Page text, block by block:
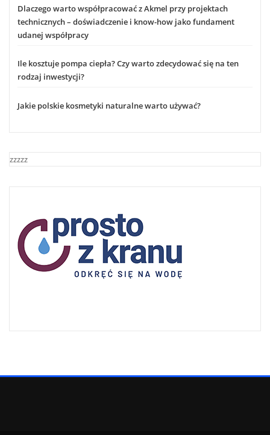
Dlaczego warto współpracować z Akmel przy projektach
technicznych – doświadczenie i know-how jako fundament
udanej współpracy
Ile kosztuje pompa ciepła? Czy warto zdecydować się na ten
rodzaj inwestycji?
Jakie polskie kosmetyki naturalne warto używać?
zzzzz